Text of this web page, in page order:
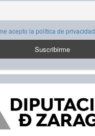
acepto la política de privacidad